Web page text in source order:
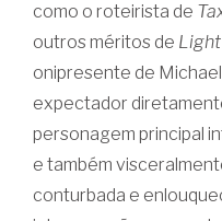
como o roteirista de
outros méritos de
onipresente de
expectador
personagem principal
e também
conturbada e